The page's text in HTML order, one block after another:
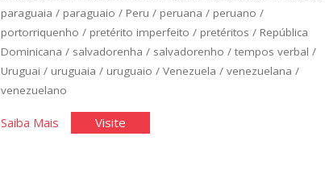
paraguaia / paraguaio / Peru / peruana / peruano /
portorriquenho / pretérito imperfeito / pretéritos / República
Dominicana / salvadorenha / salvadorenho / tempos verbal /
Uruguai / uruguaia / uruguaio / Venezuela / venezuelana /
venezuelano
Saiba Mais"Espanhol
Visite"Espanhol